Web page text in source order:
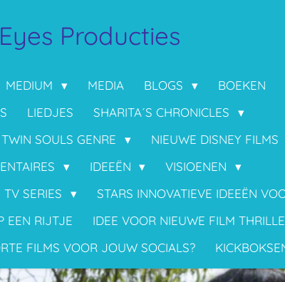
Producties
MEDIUM MEDIA BLOGS BOEKEN
LIEDJES
SHARITA´S CHRONICLES
TWIN SOULS GENRE
NIEUWE DISNEY FILMS
IDEEËN
VISIOENEN
TV SERIES
STARS INNOVATIEVE IDEEËN
EEN RIJTJE
IDEE VOOR NIEUWE FILM
FILMS VOOR JOUW SOCIALS?